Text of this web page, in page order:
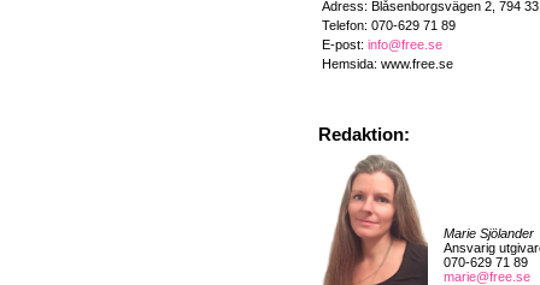
Adress: Blåsenborgsvägen 2, 794
Telefon: 070-629 71 89
E-post: info@free.se
Hemsida: www.free.se
Redaktion:
Marie Sjölander
Ansvarig
070-629 71 89
marie@free.se